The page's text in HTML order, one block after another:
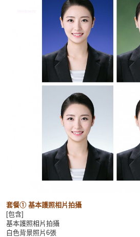
套餐① 基本護照相片拍攝
[包含]
基本護照相片拍攝
白色背景照片6張